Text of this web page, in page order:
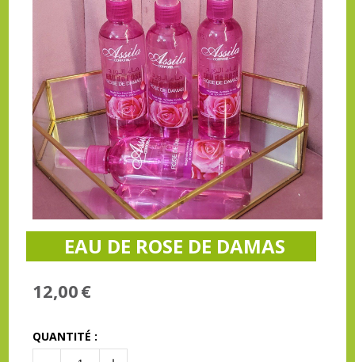
EAU DE ROSE DE DAMAS
12,00€
QUANTITÉ :